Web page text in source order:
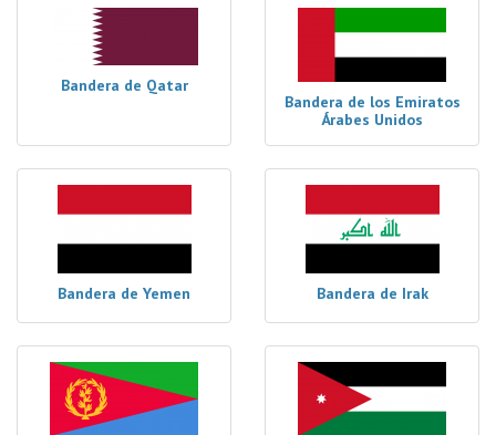
Bandera de Qatar
Bandera de los Emiratos
Árabes Unidos
Bandera de Yemen Bandera de Irak